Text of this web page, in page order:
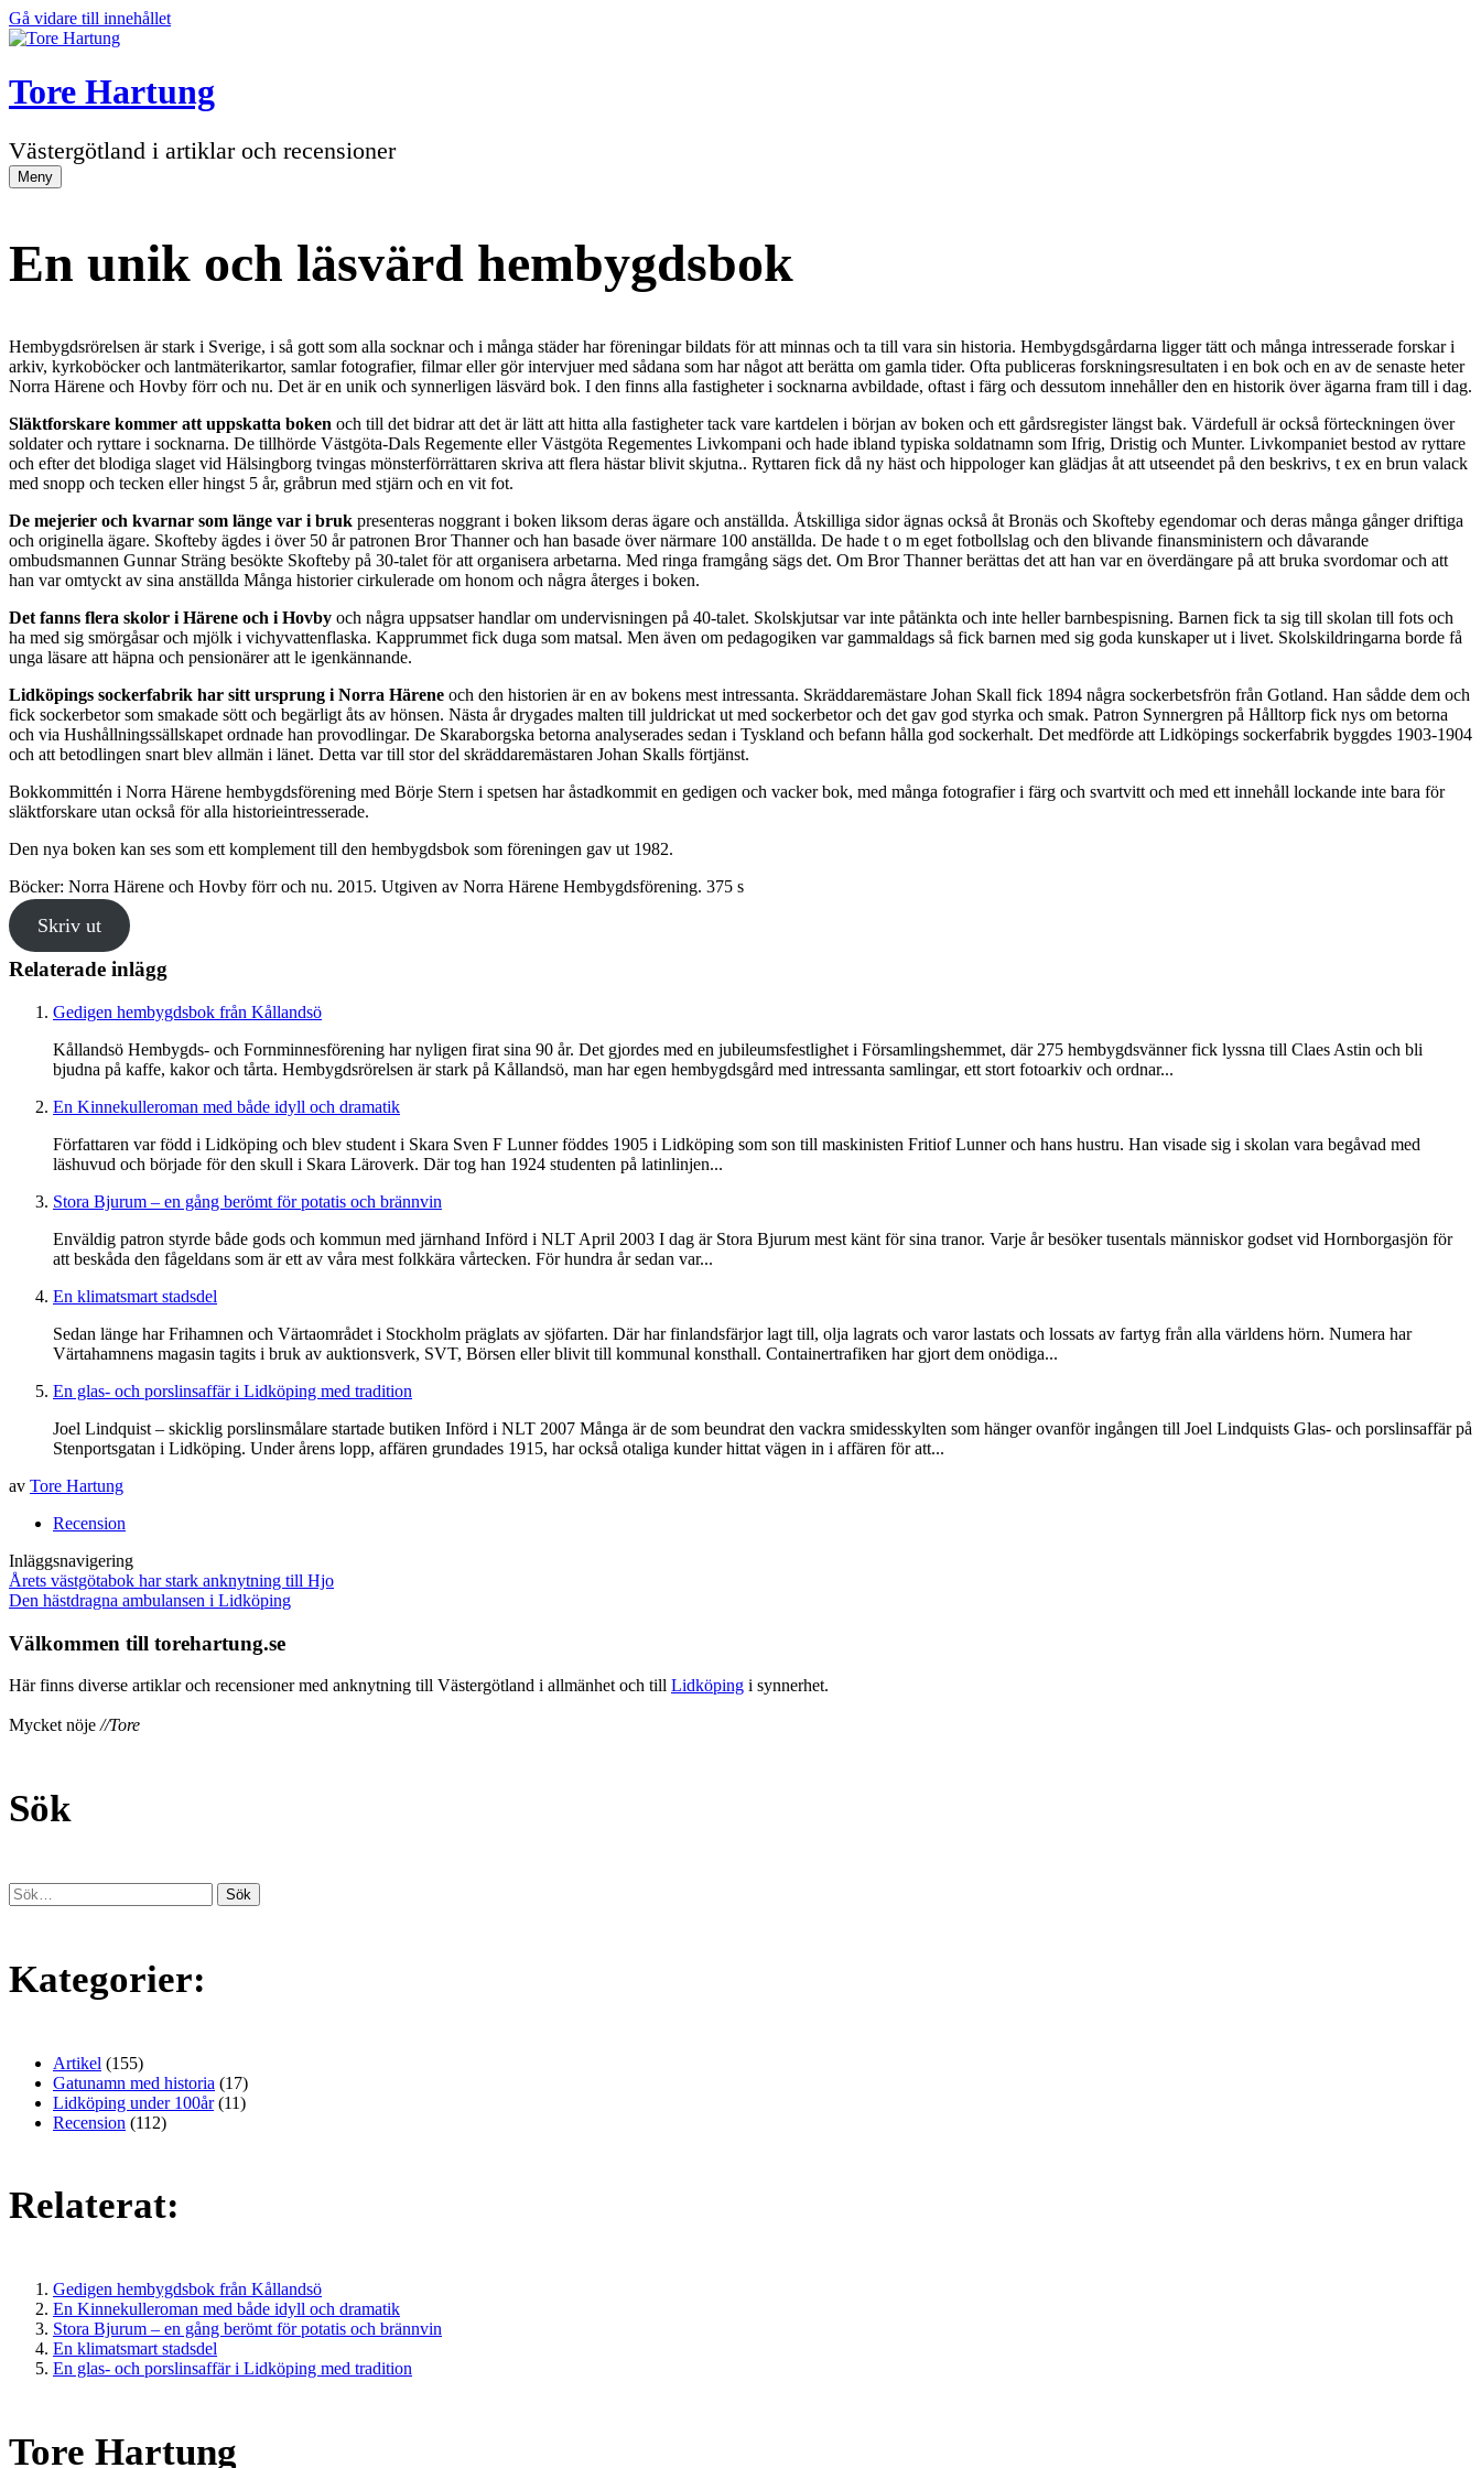
Gå vidare till innehållet
Tore Hartung
Västergötland i artiklar och recensioner
Meny
En unik och läsvärd hembygdsbok
Hembygdsrörelsen är stark i Sverige, i så gott som alla socknar och i många städer har föreningar bildats för att minnas och ta till vara sin historia. Hembygdsgårdarna ligger tätt och många intresserade forskar i
arkiv, kyrkoböcker och lantmäterikartor, samlar fotografier, filmar eller gör intervjuer med sådana som har något att berätta om gamla tider. Ofta publiceras forskningsresultaten i en bok och en av de senaste heter
Norra Härene och Hovby förr och nu. Det är en unik och synnerligen läsvärd bok. I den finns alla fastigheter i socknarna avbildade, oftast i färg och dessutom innehåller den en historik över ägarna fram till i dag.
Släktforskare kommer att uppskatta boken och till det bidrar att det är lätt att hitta alla fastigheter tack vare kartdelen i början av boken och ett gårdsregister längst bak. Värdefull är också förteckningen över
soldater och ryttare i socknarna. De tillhörde Västgöta-Dals Regemente eller Västgöta Regementes Livkompani och hade ibland typiska soldatnamn som Ifrig, Dristig och Munter. Livkompaniet bestod av ryttare
och efter det blodiga slaget vid Hälsingborg tvingas mönsterförrättaren skriva att flera hästar blivit skjutna.. Ryttaren fick då ny häst och hippologer kan glädjas åt att utseendet på den beskrivs, t ex en brun valack
med snopp och tecken eller hingst 5 år, gråbrun med stjärn och en vit fot.
De mejerier och kvarnar som länge var i bruk presenteras noggrant i boken liksom deras ägare och anställda. Åtskilliga sidor ägnas också åt Bronäs och Skofteby egendomar och deras många gånger driftiga
och originella ägare. Skofteby ägdes i över 50 år patronen Bror Thanner och han basade över närmare 100 anställda. De hade t o m eget fotbollslag och den blivande finansministern och dåvarande
ombudsmannen Gunnar Sträng besökte Skofteby på 30-talet för att organisera arbetarna. Med ringa framgång sägs det. Om Bror Thanner berättas det att han var en överdängare på att bruka svordomar och att
han var omtyckt av sina anställda Många historier cirkulerade om honom och några återges i boken.
Det fanns flera skolor i Härene och i Hovby och några uppsatser handlar om undervisningen på 40-talet. Skolskjutsar var inte påtänkta och inte heller barnbespisning. Barnen fick ta sig till skolan till fots och
ha med sig smörgåsar och mjölk i vichyvattenflaska. Kapprummet fick duga som matsal. Men även om pedagogiken var gammaldags så fick barnen med sig goda kunskaper ut i livet. Skolskildringarna borde få
unga läsare att häpna och pensionärer att le igenkännande.
Lidköpings sockerfabrik har sitt ursprung i Norra Härene och den historien är en av bokens mest intressanta. Skräddaremästare Johan Skall fick 1894 några sockerbetsfrön från Gotland. Han sådde dem och
fick sockerbetor som smakade sött och begärligt åts av hönsen. Nästa år drygades malten till juldrickat ut med sockerbetor och det gav god styrka och smak. Patron Synnergren på Hålltorp fick nys om betorna
och via Hushållningssällskapet ordnade han provodlingar. De Skaraborgska betorna analyserades sedan i Tyskland och befann hålla god sockerhalt. Det medförde att Lidköpings sockerfabrik byggdes 1903-1904
och att betodlingen snart blev allmän i länet. Detta var till stor del skräddaremästaren Johan Skalls förtjänst.
Bokkommittén i Norra Härene hembygdsförening med Börje Stern i spetsen har åstadkommit en gedigen och vacker bok, med många fotografier i färg och svartvitt och med ett innehåll lockande inte bara för
släktforskare utan också för alla historieintresserade.
Den nya boken kan ses som ett komplement till den hembygdsbok som föreningen gav ut 1982.
Böcker: Norra Härene och Hovby förr och nu. 2015. Utgiven av Norra Härene Hembygdsförening. 375 s
Skriv ut
Relaterade inlägg
Gedigen hembygdsbok från Kållandsö
Kållandsö Hembygds- och Fornminnesförening har nyligen firat sina 90 år. Det gjordes med en jubileumsfestlighet i Församlingshemmet, där 275 hembygdsvänner fick lyssna till Claes Astin och bli
bjudna på kaffe, kakor och tårta. Hembygdsrörelsen är stark på Kållandsö, man har egen hembygdsgård med intressanta samlingar, ett stort fotoarkiv och ordnar...
En Kinnekulleroman med både idyll och dramatik
Författaren var född i Lidköping och blev student i Skara Sven F Lunner föddes 1905 i Lidköping som son till maskinisten Fritiof Lunner och hans hustru. Han visade sig i skolan vara begåvad med
läshuvud och började för den skull i Skara Läroverk. Där tog han 1924 studenten på latinlinjen...
Stora Bjurum – en gång berömt för potatis och brännvin
Enväldig patron styrde både gods och kommun med järnhand Införd i NLT April 2003 I dag är Stora Bjurum mest känt för sina tranor. Varje år besöker tusentals människor godset vid Hornborgasjön för
att beskåda den fågeldans som är ett av våra mest folkkära vårtecken. För hundra år sedan var...
En klimatsmart stadsdel
Sedan länge har Frihamnen och Värtaområdet i Stockholm präglats av sjöfarten. Där har finlandsfärjor lagt till, olja lagrats och varor lastats och lossats av fartyg från alla världens hörn. Numera har
Värtahamnens magasin tagits i bruk av auktionsverk, SVT, Börsen eller blivit till kommunal konsthall. Containertrafiken har gjort dem onödiga...
En glas- och porslinsaffär i Lidköping med tradition
Joel Lindquist – skicklig porslinsmålare startade butiken Införd i NLT 2007 Många är de som beundrat den vackra smidesskylten som hänger ovanför ingången till Joel Lindquists Glas- och porslinsaffär på
Stenportsgatan i Lidköping. Under årens lopp, affären grundades 1915, har också otaliga kunder hittat vägen in i affären för att...
av Tore Hartung
Recension
Inläggsnavigering
Årets västgötabok har stark anknytning till Hjo
Den hästdragna ambulansen i Lidköping
Välkommen till torehartung.se
Här finns diverse artiklar och recensioner med anknytning till Västergötland i allmänhet och till Lidköping i synnerhet.
Mycket nöje//Tore
Sök
Kategorier:
Artikel (155)
Gatunamn med historia (17)
Lidköping under 100år(11)
Recension (112)
Relaterat:
Gedigen hembygdsbok från Kållandsö
En Kinnekulleroman med både idyll och dramatik
Stora Bjurum – en gång berömt för potatis och brännvin
En klimatsmart stadsdel
En glas- och porslinsaffär i Lidköping med tradition
Tore Hartung